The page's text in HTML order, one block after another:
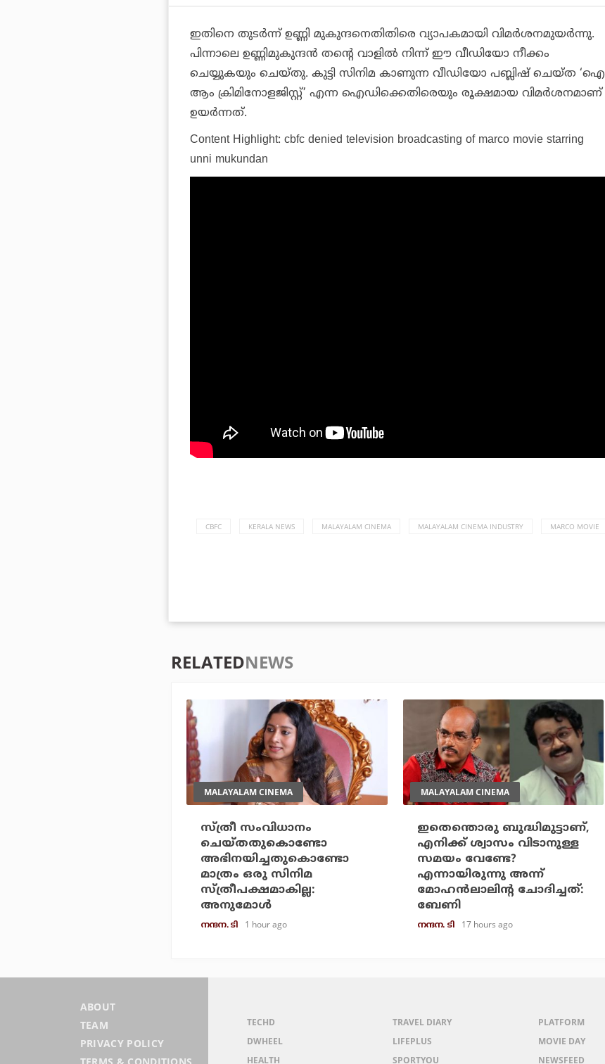
ഇതിനെ തുടര്‍ന്ന് ഉണ്ണി മുകുന്ദനെതിതിരെ വ്യാപകമായി വിമര്‍ശനമുയര്‍ന്നു.
പിന്നാലെ ഉണ്ണിമുകുന്ദന്‍ തന്റെ വാളില്‍ നിന്ന് ഈ വീഡിയോ നീക്കം
ചെയ്യുകയും ചെയ്തു. കുട്ടി സിനിമ കാണുന്ന വീഡിയോ പബ്ലിഷ് ചെയ്ത ‘ഐ
ആം ക്രിമിനോളജിസ്റ്റ്’ എന്ന ഐഡിക്കെതിരെയും രൂക്ഷമായ വിമര്‍ശനമാണ്
ഉയര്‍ന്നത്.
Content Highlight: cbfc denied television broadcasting of marco movie starring
unni mukundan
CBFC KERALA NEWS MALAYALAM CINEMA MALAYALAM CINEMA INDUSTRY MARCO MOVIE
RELATEDNEWS
MALAYALAM CINEMA
സ്ത്രീ സംവിധാനം
ചെയ്തതുകൊണ്ടോ
അഭിനയിച്ചതുകൊണ്ടോ
മാത്രം ഒരു സിനിമ
സ്ത്രീപക്ഷമാകില്ല:
അനുമോൾ
നന്ദന. ടി 1 hour ago
MALAYALAM CINEMA
ഇതെന്തൊരു ബുദ്ധിമുട്ടാണ്,
എനിക്ക് ശ്വാസം വിടാനുള്ള
സമയം വേണ്ടേ?
എന്നായിരുന്നു അന്ന്
മോഹൻലാലിന്റ ചോദിച്ചത്:
ബേണി
നന്ദന. ടി 17 hours ago
ABOUT
TEAM
PRIVACY POLICY
TECHD
DWHEEL
HEALTH
TRAVEL DIARY
LIFEPLUS
SPORTYOU
PLATFORM
MOVIE DAY
NEWSFEED